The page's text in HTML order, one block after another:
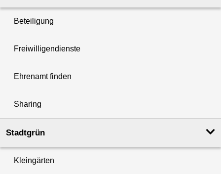
Beteiligung
Freiwilligendienste
Ehrenamt finden
Sharing
Stadtgrün
Kleingärten